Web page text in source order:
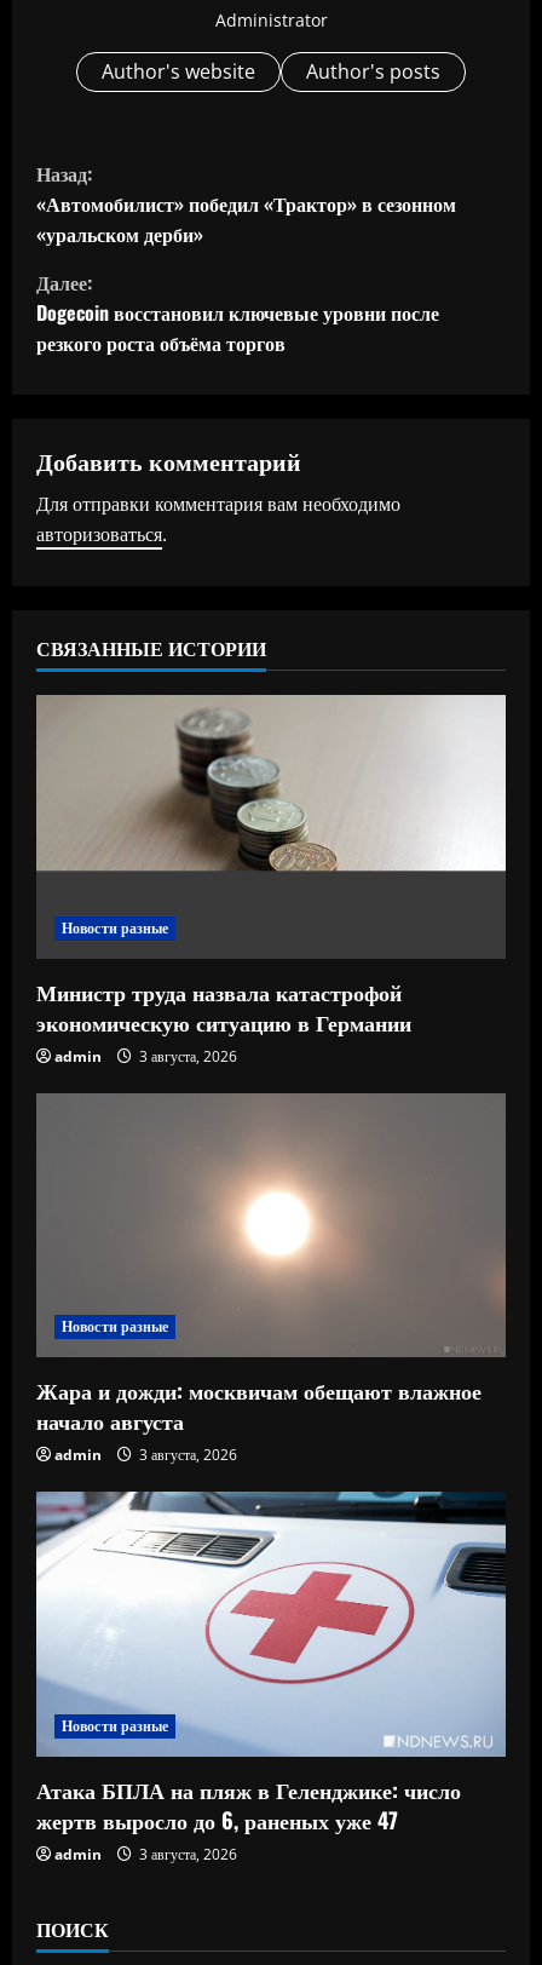
Administrator
Author's website Author's posts
П
р
о
д
о
ж
и
ч
и
Назад:
«Автомобилист» победил «Трактор» в сезонном
«уральском дерби»
Далее:
Dogecoin восстановил ключевые уровни после
резкого роста объёма торгов
Добавить комментарий
Для отправки комментария вам необходимо
авторизоваться.
СВЯЗАННЫЕ ИСТОРИИ
Новости разные
Министр труда назвала катастрофой
экономическую ситуацию в Германии
admin 3 августа, 2026
Новости разные
Жара и дожди: москвичам обещают влажное
начало августа
admin 3 августа, 2026
Новости разные
Атака БПЛА на пляж в Геленджике: число
жертв выросло до 6, раненых уже 47
admin 3 августа, 2026
ПОИСК